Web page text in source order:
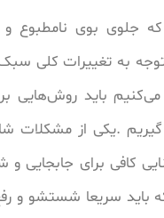
جلوی بوی نامطبوع و
به تغییرات کلی سبک
باید روش‌هایی
گیریم .یکی از مشکلات
کافی برای جابجایی و
باید سریعا شستشو و